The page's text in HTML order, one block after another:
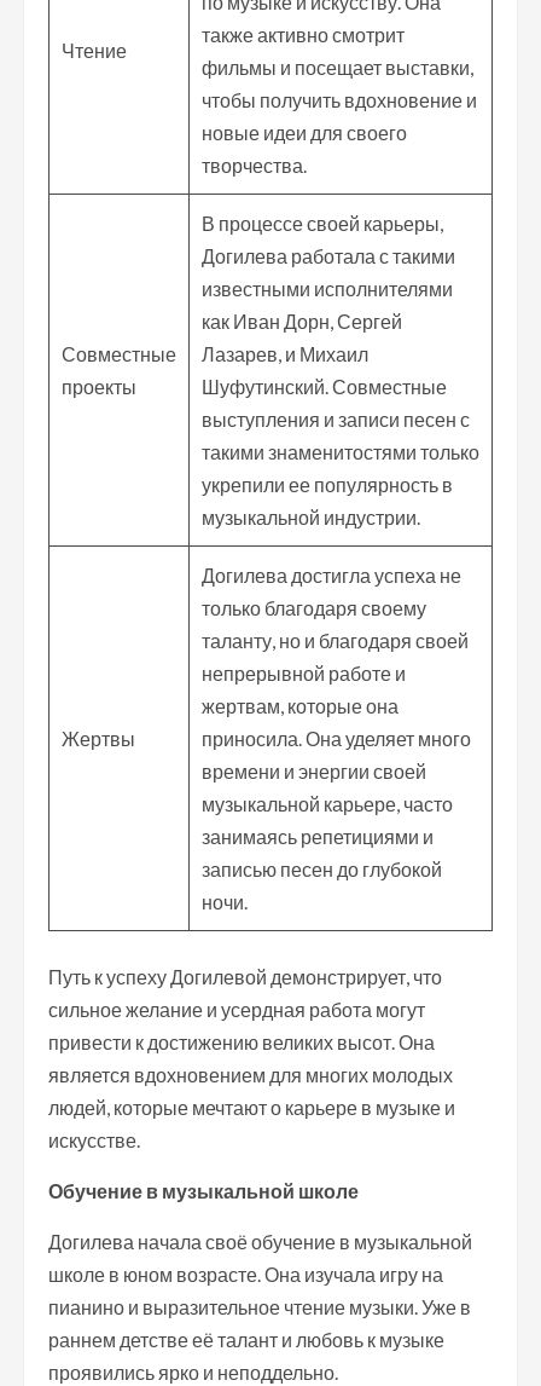
Чтение
также активно смотрит
фильмы и посещает выставки,
чтобы получить вдохновение и
новые идеи для своего
творчества.
Совместные
проекты
В процессе своей карьеры,
Догилева работала с такими
известными исполнителями
как Иван Дорн, Сергей
Лазарев, и Михаил
Шуфутинский. Совместные
выступления и записи песен с
такими знаменитостями только
укрепили ее популярность в
музыкальной индустрии.
Жертвы
Догилева достигла успеха не
только благодаря своему
таланту, но и благодаря своей
непрерывной работе и
жертвам, которые она
приносила. Она уделяет много
времени и энергии своей
музыкальной карьере, часто
занимаясь репетициями и
записью песен до глубокой
ночи.
Путь к успеху Догилевой демонстрирует, что
сильное желание и усердная работа могут
привести к достижению великих высот. Она
является вдохновением для многих молодых
людей, которые мечтают о карьере в музыке и
искусстве.
Обучение в музыкальной школе
Догилева начала своё обучение в музыкальной
школе в юном возрасте. Она изучала игру на
пианино и выразительное чтение музыки. Уже в
раннем детстве её талант и любовь к музыке
проявились ярко и неподдельно.